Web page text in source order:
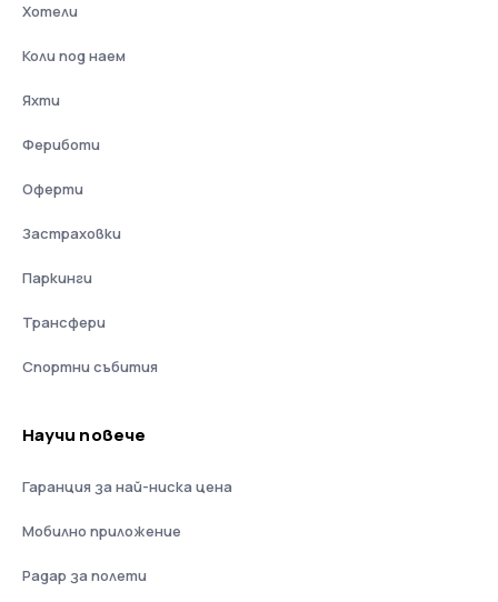
Хотели
Коли под наем
Яхти
Фериботи
Оферти
Застраховки
Паркинги
Трансфери
Спортни събития
Научи повече
Гаранция за най-ниска цена
Мобилно приложение
Радар за полети